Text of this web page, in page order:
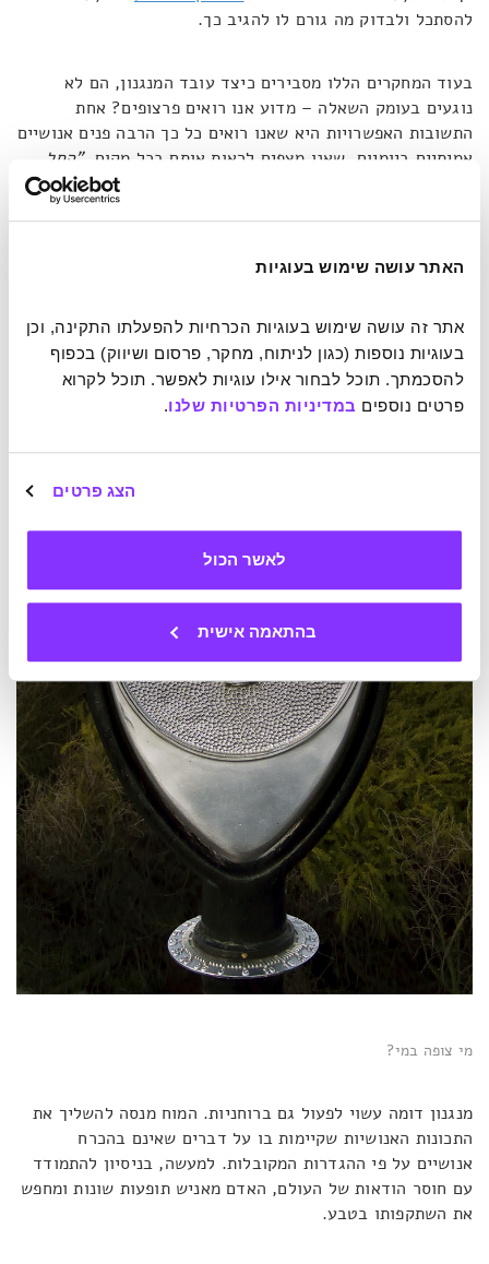
האתר עושה שימוש בעוגיות
פרטים נוספים במדיניות הפרטיות שלנו.
הצג פרטים
לאשר הכול
בהתאמה אישית
להסתכל ולבדוק מה גורם לו להגיב כך.
בעוד המחקרים הללו מסבירים כיצד עובד המנגנון, הם לא
נוגעים בעומק השאלה – מדוע אנו רואים פרצופים? אחת
התשובות האפשרויות היא שאנו רואים כל כך הרבה פנים אנושיים
אמיתיים ביומיום, שאנו מצפים לראות אותם בכל מקום,"החל
, אומר לי. תשובה
נוספת, עמוקה יותר נובעת מסיבות אבולוציוניות. ההישרדות
שעלינו להיזהר מפניהם. האדם צריך להבין אנשים אחרים
פנים 'מזויפים' בגזע עץ, היא לא חמורה כמו להיכשל בזיהוי
פרצוף אמיתי שמסתתר בין השיחים.
מי צופה במי?
מנגנון דומה עשוי לפעול גם ברוחניות. המוח מנסה להשליך את
התכונות האנושיות שקיימות בו על דברים שאינם בהכרח
אנושיים על פי ההגדרות המקובלות. למעשה, בניסיון להתמודד
עם חוסר הודאות של העולם, האדם מאניש תופעות שונות ומחפש
את השתקפותו בטבע.